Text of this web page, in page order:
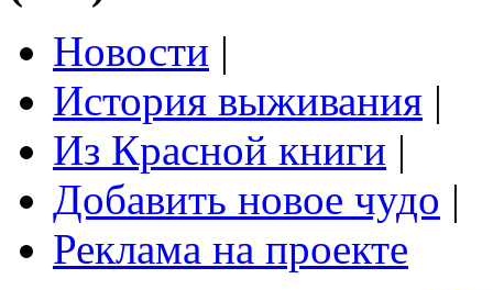
Новости |
История выживания |
Из Красной книги |
Добавить новое чудо |
Реклама на проекте